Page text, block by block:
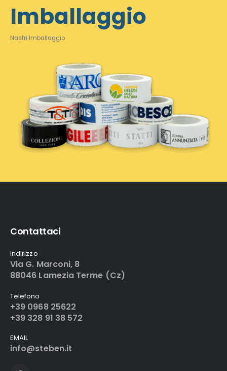
Imballaggio
Nastri Imballaggio
Contattaci
Indirizzo
Via G. Marconi, 8
88046 Lamezia Terme (Cz)
Telefono
+39 0968 25622
+39 328 91 38 572
EMAIL
info@steben.it